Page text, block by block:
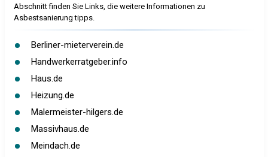
Abschnitt finden Sie Links, die weitere Informationen zu
Asbestsanierung tipps.
Berliner-mieterverein.de
Handwerkerratgeber.info
Haus.de
Heizung.de
Malermeister-hilgers.de
Massivhaus.de
Meindach.de